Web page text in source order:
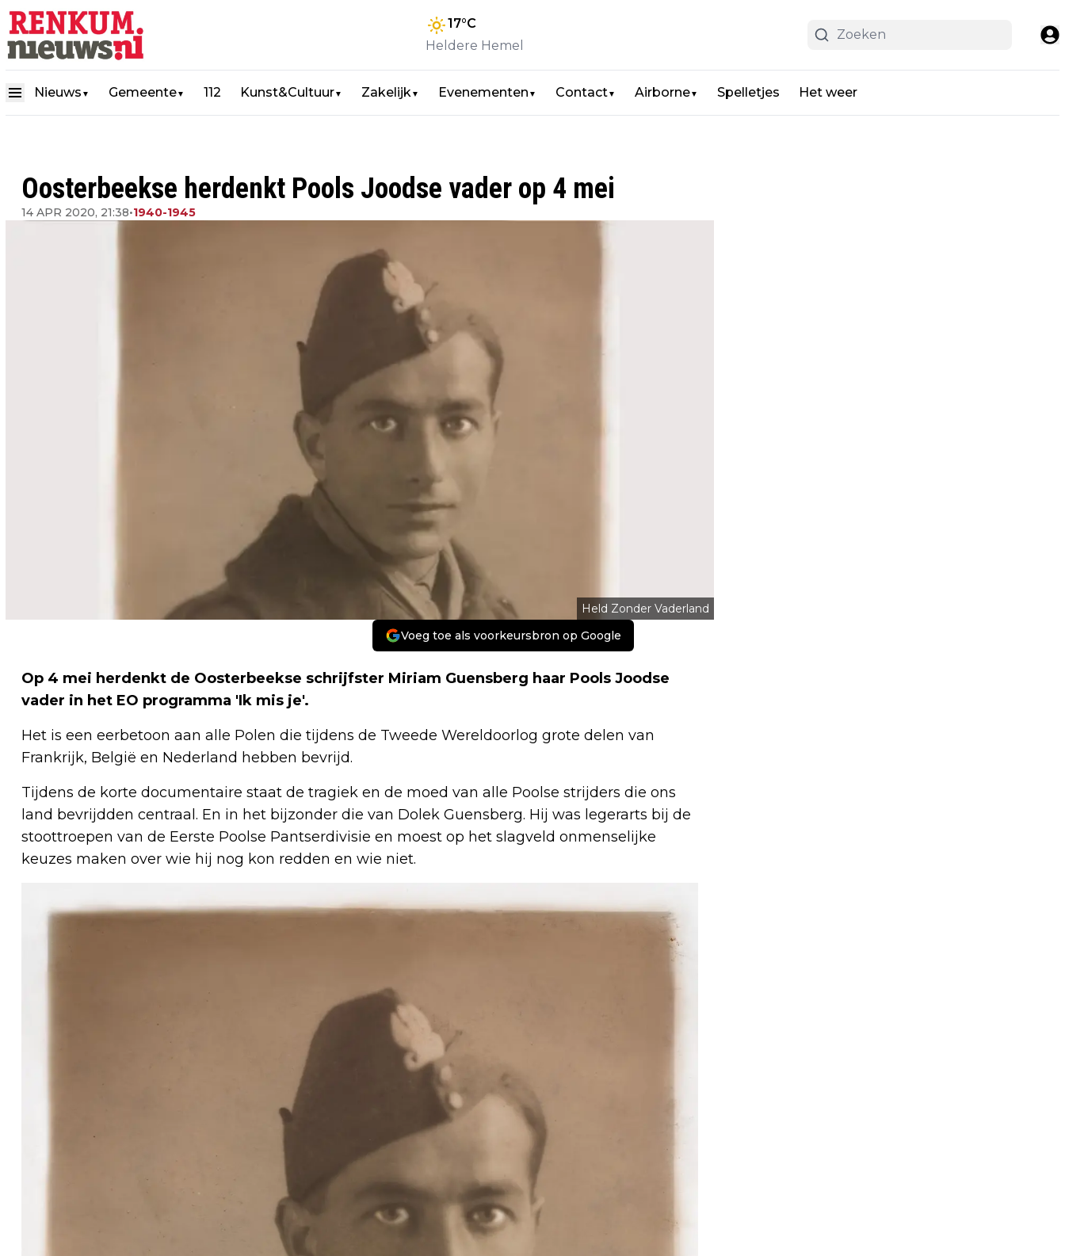
17°C
Heldere Hemel
Nieuws ▼ Gemeente▼ 112 Kunst&Cultuur▼ Zakelijk▼ Evenementen ▼ Contact▼ Airborne▼ Spelletjes Het weer
Oosterbeekse herdenkt Pools Joodse vader op 4 mei
14 APR 2020, 21:38•1940-1945
Held Zonder Vaderland
Voeg toe als voorkeursbron op Google
Op 4 mei herdenkt de Oosterbeekse schrijfster Miriam Guensberg haar Pools Joodse
vader in het EO programma 'Ik mis je'.
Het is een eerbetoon aan alle Polen die tijdens de Tweede Wereldoorlog grote delen van
Frankrijk, België en Nederland hebben bevrijd.
Tijdens de korte documentaire staat de tragiek en de moed van alle Poolse strijders die ons
land bevrijdden centraal. En in het bijzonder die van Dolek Guensberg. Hij was legerarts bij de
stoottroepen van de Eerste Poolse Pantserdivisie en moest op het slagveld onmenselijke
keuzes maken over wie hij nog kon redden en wie niet.